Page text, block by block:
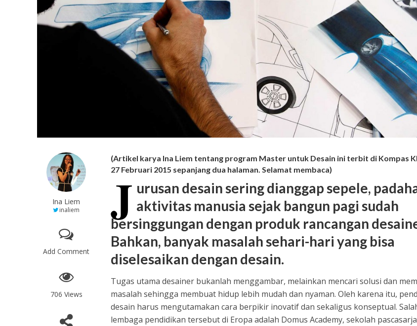
Ina Liem
inaliem
Add Comment
706 Views
(Artikel karya Ina Liem tentang program Master untuk Desain ini terbit di Kompas
27 Februari 2015 sepanjang dua halaman. Selamat membaca)
J urusan desain sering dianggap sepele,
aktivitas manusia sejak bangun pagi sudah
bersinggungan dengan produk rancangan
Bahkan, banyak masalah sehari-hari yang bisa
diselesaikan dengan desain.
Tugas utama desainer bukanlah menggambar, melainkan mencari solusi dan
masalah sehingga membuat hidup lebih mudah dan nyaman. Oleh karena itu,
desain harus mengutamakan cara berpikir inovatif dan sekaligus konseptual.
lembaga pendidikan tersebut di Eropa adalah Domus Academy, sekolah